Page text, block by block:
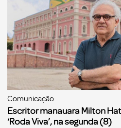
Comunicação
Escritor manauara Milton
‘Roda Viva’, na segunda (8)